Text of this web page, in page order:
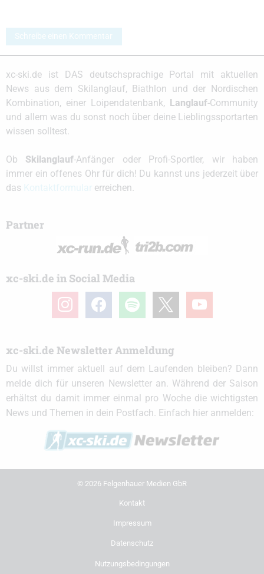
Schreibe einen Kommentar
xc-ski.de ist DAS deutschsprachige Portal mit aktuellen
News aus dem Skilanglauf, Biathlon und der Nordischen
Kombination, einer Loipendatenbank,
Langlauf-Community
und allem was du sonst noch über deine Lieblingssportarten
wissen solltest.
Ob Skilanglauf-Anfänger oder Profi-Sportler, wir haben
immer ein offenes Ohr für dich! Du kannst uns jederzeit über
das
erreichen.
Partner
xc-ski.de in Social Media
instagramfacebook spotify youtube
xc-ski.de Newsletter Anmeldung
Du willst immer aktuell auf dem Laufenden bleiben? Dann
melde dich für unseren Newsletter an. Während der Saison
erhältst du damit immer einmal pro Woche die wichtigsten
News und Themen in dein Postfach. Einfach hier anmelden:
© 2026 Felgenhauer Medien GbR
Kontakt
Impressum
Datenschutz
Nutzungsbedingungen